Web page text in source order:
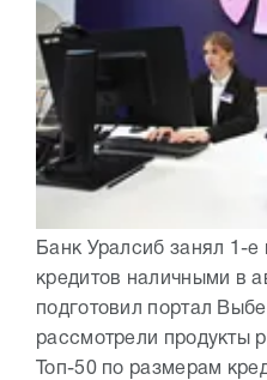
Банк Уралсиб занял 1-е
кредитов наличными в
подготовил портал
рассмотрели продукты
Топ-50 по размерам